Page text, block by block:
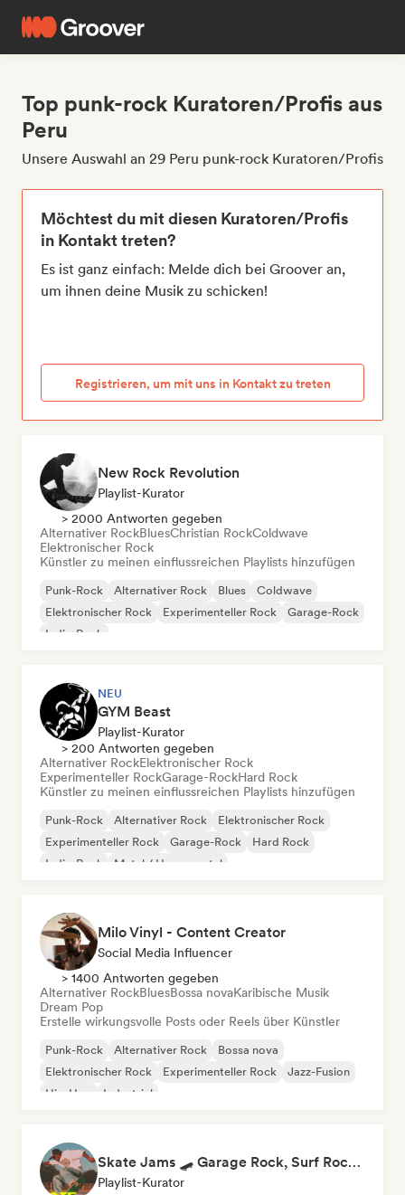
Top punk-rock Kuratoren/Profis aus
Peru
Unsere Auswahl an 29 Peru punk-rock Kuratoren/Profis
Möchtest du mit diesen Kuratoren/Profis
in Kontakt treten?
Es ist ganz einfach: Melde dich bei Groover an,
um ihnen deine Musik zu schicken!
Registrieren, um mit uns in Kontakt zu treten
New Rock Revolution
Playlist-Kurator
> 2000 Antworten gegeben
Alternativer RockBluesChristian RockColdwave
Elektronischer Rock
Künstler zu meinen einflussreichen Playlists hinzufügen
Punk-Rock Alternativer Rock Blues
Coldwave
Elektronischer Rock
Experimenteller Rock
Garage-Rock
Indie-Rock
NEU
GYM Beast
Playlist-Kurator
> 200 Antworten gegeben
Alternativer RockElektronischer Rock
Experimenteller RockGarage-RockHard Rock
Künstler zu meinen einflussreichen Playlists hinzufügen
Punk-Rock Alternativer Rock
Elektronischer Rock
Experimenteller Rock
Garage-Rock
Hard Rock
Indie-Rock
Metal / Heavy metal
Milo Vinyl - Content Creator
Social Media Influencer
> 1400 Antworten gegeben
Alternativer RockBluesBossa novaKaribische Musik
Dream Pop
Erstelle wirkungsvolle Posts oder Reels über Künstler
Punk-Rock Alternativer Rock
Bossa nova
Elektronischer Rock
Experimenteller Rock
Jazz-Fusion
Hip-Hop
Industrial
Skate Jams 🛹 Garage Rock, Surf Rock & Neo-Psych
Playlist-Kurator